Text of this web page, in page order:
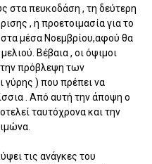
στα πευκοδάση , τη δεύτερη
, η προετοιμασία για το
στα μέσα Νοεμβρίου,αφού θα
Βέβαια , οι όψιμοι
την πρόβλεψη των
) που πρέπει να
. Από αυτή την άποψη ο
ταυτόχρονα και την
τις ανάγκες του